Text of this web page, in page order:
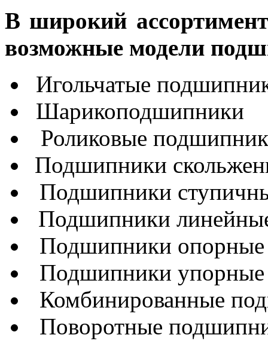
В широкий
возможные модели
Игольчатые
Шарикоподшипники
Роликовые
Подшипники
Подшипники
Подшипники
Подшипники опорные
Подшипники упорные
Комбинированные
Поворотные